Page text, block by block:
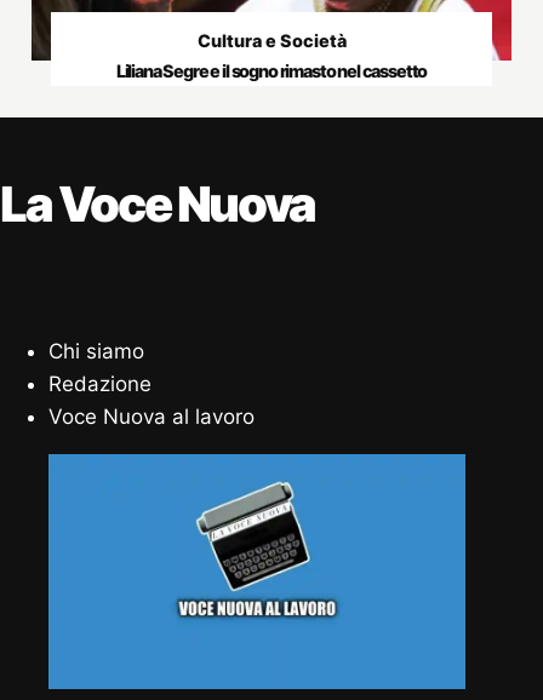
Cultura e Società
Liliana Segre e il sogno rimasto nel cassetto
La Voce Nuova
Chi siamo
Redazione
Voce Nuova al lavoro